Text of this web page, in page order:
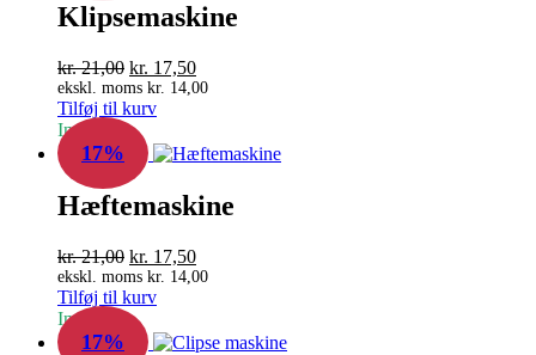
Klipsemaskine
kr.21,00 Den
oprindelige
pris
var:
kr. 21,00.
kr. 17,50Den
aktuelle
kr. 17,50.
ekskl. moms kr. 14,00
Tilføj til kurv
In Stock
17%
Hæftemaskine
kr.21,00 Den
oprindelige
pris
var:
kr. 21,00.
kr. 17,50Den
aktuelle
kr. 17,50.
ekskl. moms kr. 14,00
Tilføj til kurv
In Stock
17%